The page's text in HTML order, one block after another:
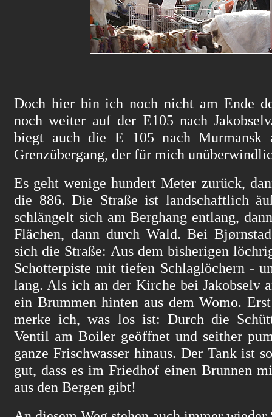
Doch hier bin ich noch nicht am Ende
noch weiter auf der E105 nach
biegt auch die E 105 nach Murmansk
Grenzübergang, der für mich
Es geht wenige hundert Meter zurück,
die 886. Die Straße ist landschaftlich
schlängelt sich am Berghang entlang,
Flächen, dann durch Wald. Bei
sich die Straße: Aus dem bisherigen
Schotterpiste mit tiefen Schlaglöchern -
lang. Als ich an der Kirche bei Jakobselv
ein Brummen hinten aus dem Womo.
merke ich, was los ist: Durch die
Ventil am Boiler geöffnet und seither
ganze Frischwasser hinaus. Der Tank ist
gut, dass es im Friedhof einen Brunnen
aus den Bergen gibt!